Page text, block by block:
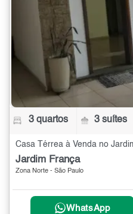
3 quartos 3 suítes
Casa Térrea à Venda no
Jardim França
Zona Norte - São Paulo
WhatsApp